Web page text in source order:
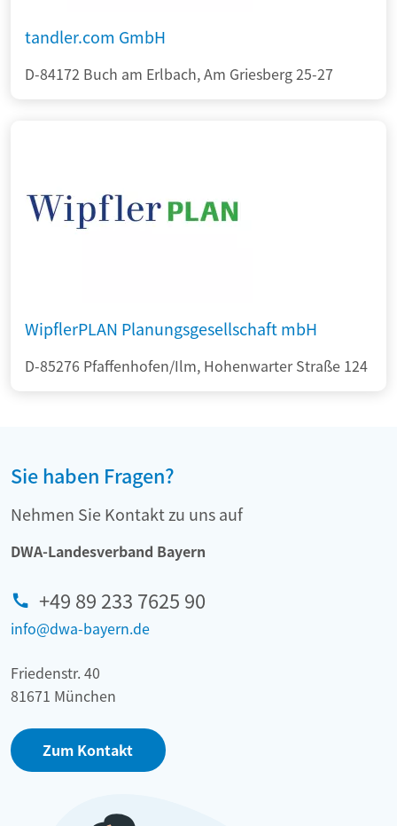
tandler.com GmbH
D-84172 Buch am Erlbach, Am Griesberg 25-27
WipflerPLAN Planungsgesellschaft mbH
D-85276 Pfaffenhofen/Ilm, Hohenwarter Straße 124
Sie haben Fragen?
Nehmen Sie Kontakt zu uns auf
DWA-Landesverband Bayern
+49 89 233 7625 90
info@dwa-bayern.de
Friedenstr. 40
81671 München
Zum Kontakt